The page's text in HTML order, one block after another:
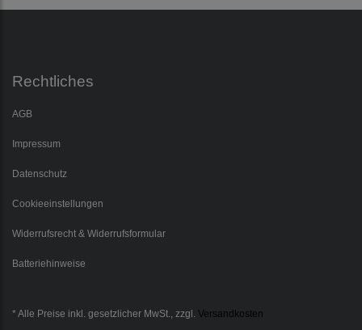
Rechtliches
AGB
Impressum
Datenschutz
Cookieeinstellungen
Widerrufsrecht & Widerrufsformular
Batteriehinweise
* Alle Preise inkl. gesetzlicher MwSt., zzgl. Versandkosten